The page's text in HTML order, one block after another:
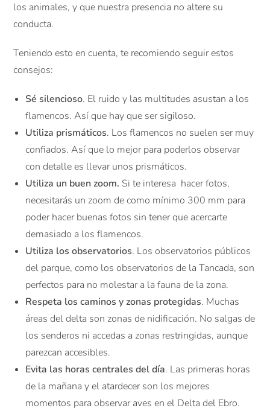
los animales, y que nuestra presencia no altere su
conducta.
Teniendo esto en cuenta, te recomiendo seguir estos
consejos:
Sé silencioso. El ruido y las multitudes asustan a los
flamencos. Así que hay que ser sigiloso.
Utiliza prismáticos. Los flamencos no suelen ser muy
confiados. Así que lo mejor para poderlos observar
con detalle es llevar unos prismáticos.
Utiliza un buen zoom. Si te interesa hacer fotos,
necesitarás un zoom de como mínimo 300 mm para
poder hacer buenas fotos sin tener que acercarte
demasiado a los flamencos.
Utiliza los observatorios. Los observatorios públicos
del parque, como los observatorios de la Tancada, son
perfectos para no molestar a la fauna de la zona.
Respeta los caminos y zonas protegidas. Muchas
áreas del delta son zonas de nidificación. No salgas de
los senderos ni accedas a zonas restringidas, aunque
parezcan accesibles.
Evita las horas centrales del día. Las primeras horas
de la mañana y el atardecer son los mejores
momentos para observar aves en el Delta del Ebro.